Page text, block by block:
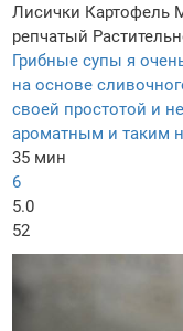
Лисички Картофель
репчатый
Грибные супы я
на основе
своей простотой и
ароматным и таким
35 мин
6
5.0
52